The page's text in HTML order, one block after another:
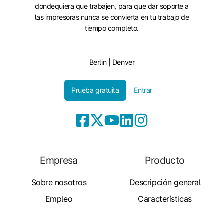
dondequiera que trabajen, para que dar soporte a
las impresoras nunca se convierta en tu trabajo de
tiempo completo.
Berlin | Denver
Prueba gratuita Entrar
Empresa
Sobre nosotros
Empleo
Producto
Descripción general
Características